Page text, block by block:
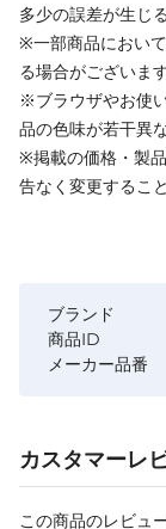
多少の誤差が生じ
※一部商品におい
る場合がございます
※ブラウザやお使
品の色味が若干異
※掲載の価格・製
告なく変更するこ
ブランド
商品ID
メーカー品番
カスタマーレ
この商品のレビュ